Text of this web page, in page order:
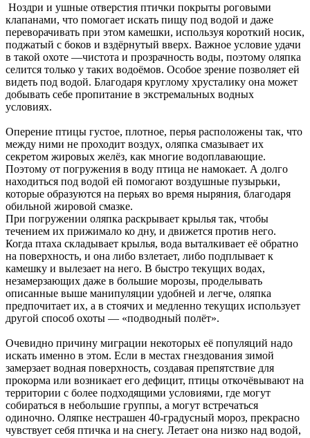
Ноздри и ушные отверстия птички покрыты роговыми
клапанами, что помогает искать пищу под водой и даже
переворачивать при этом камешки, используя короткий носик,
поджатый с боков и вздёрнутый вверх. Важное условие удачи
в такой охоте —чистота и прозрачность воды, поэтому оляпка
селится только у таких водоёмов. Особое зрение позволяет ей
видеть под водой. Благодаря круглому хрусталику она может
добывать себе пропитание в экстремальных водных
условиях.
Оперение птицы густое, плотное, перья расположены так, что
между ними не проходит воздух, оляпка смазывает их
секретом жировых желёз, как многие водоплавающие.
Поэтому от погружения в воду птица не намокает. А долго
находиться под водой ей помогают воздушные пузырьки,
которые образуются на перьях во время ныряния, благодаря
обильной жировой смазке.
При погружении оляпка раскрывает крылья так, чтобы
течением их прижимало ко дну, и движется против него.
Когда птаха складывает крылья, вода выталкивает её обратно
на поверхность, и она либо взлетает, либо подплывает к
камешку и вылезает на него. В быстро текущих водах,
незамерзающих даже в большие морозы, проделывать
описанные выше манипуляции удобней и легче, оляпка
предпочитает их, а в стоячих и медленно текущих использует
другой способ охоты — «подводный полёт».
Очевидно причину миграции некоторых её популяций надо
искать именно в этом. Если в местах гнездования зимой
замерзает водная поверхность, создавая препятствие для
прокорма или возникает его дефицит, птицы откочёвывают на
территории с более подходящими условиями, где могут
собираться в небольшие группы, а могут встречаться
одиночно. Оляпке нестрашен 40-градусный мороз, прекрасно
чувствует себя птичка и на снегу. Летает она низко над водой,